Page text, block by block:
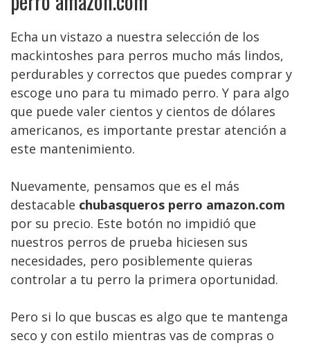
Echa un vistazo a nuestra selección de los
mackintoshes para perros mucho más lindos,
perdurables y correctos que puedes comprar y
escoge uno para tu mimado perro. Y para algo
que puede valer cientos y cientos de dólares
americanos, es importante prestar atención a
este mantenimiento.
Nuevamente, pensamos que es el más
destacable chubasqueros perro amazon.com
por su precio. Este botón no impidió que
nuestros perros de prueba hiciesen sus
necesidades, pero posiblemente quieras
controlar a tu perro la primera oportunidad.
Pero si lo que buscas es algo que te mantenga
seco y con estilo mientras vas de compras o